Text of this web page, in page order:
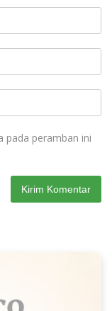
pada peramban ini